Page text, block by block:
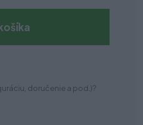
doručenie a pod.)?